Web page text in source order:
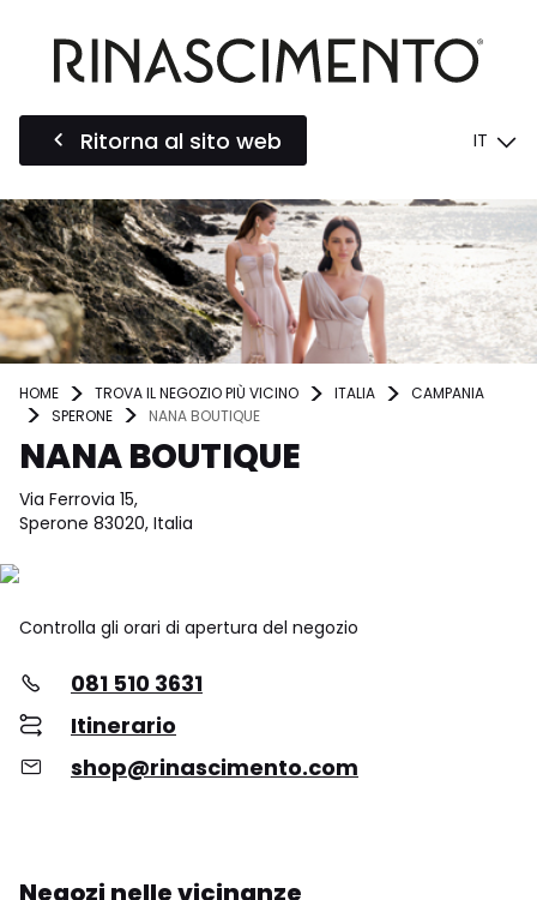
Ritorna al sito web IT
HOME TROVA IL NEGOZIO PIÙ VICINO ITALIA
CAMPANIA
SPERONE
NANA BOUTIQUE
NANA BOUTIQUE
Via Ferrovia 15,
Sperone 83020, Italia
Controlla gli orari di apertura del negozio
081 510 3631
Itinerario
shop@rinascimento.com
Negozi nelle vicinanze